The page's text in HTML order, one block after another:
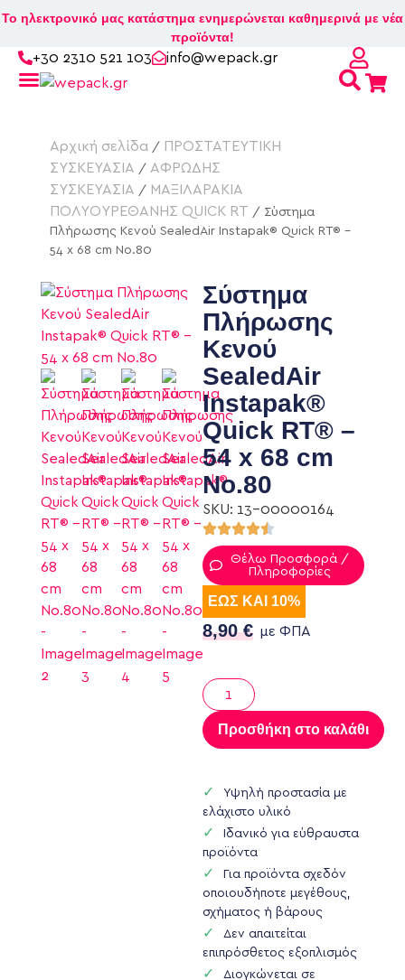
Το ηλεκτρονικό μας κατάστημα ενημερώνεται καθημερινά με νέα
προϊόντα!
+30 2310 521 103
info@wepack.gr
Αρχική σελίδα/ ΠΡΟΣΤΑΤΕΥΤΙΚΗ
ΣΥΣΚΕΥΑΣΙΑ / ΑΦΡΩΔΗΣ
ΣΥΣΚΕΥΑΣΙΑ / ΜΑΞΙΛΑΡΑΚΙΑ
ΠΟΛΥΟΥΡΕΘΑΝΗΣ QUICK RT / Σύστημα
Πλήρωσης Κενού SealedAir Instapak® Quick RT® –
54 x 68 cm No.80
Σύστημα
Πλήρωσης
Κενού
SealedAir
Instapak®
Quick RT® –
54 x 68 cm
No.80
SKU: 13-00000164
Θέλω Προσφορά /
Πληροφορίες
ΕΩΣ ΚΑΙ 10%
8,90€ με ΦΠΑ
Προσθήκη στο καλάθι
Υψηλή προστασία με
ελάχιστο υλικό
Ιδανικό για εύθραυστα
προϊόντα
Για προϊόντα σχεδόν
οποιουδήποτε μεγέθους,
σχήματος ή βάρους
Δεν απαιτείται
επιπρόσθετος εξοπλισμός
Διογκώνεται σε